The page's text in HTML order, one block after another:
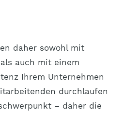
daher sowohl mit
auch mit einem
Ihrem Unternehmen
durchlaufen
– daher die